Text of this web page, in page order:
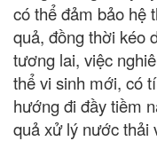
có thể đảm bảo hệ
quả, đồng thời kéo
tương lai, việc
thể vi sinh mới, có
hướng đi đầy tiềm
quả xử lý nước thải